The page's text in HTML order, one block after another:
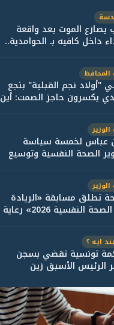
يصارع الموت بعد واقعة
داخل كافيه بـ الحوامدية..
المحافظ
"أولاد نجم القبلية" بنجع
يكسرون حاجز الصمت: أين
الوزير
عباس لخمسة سياسة
الصحة النفسية وتوسيع
العلاج و...
الوزير
الصحة تطلق مسابقة «الريادة
في الصحة النفسية 2026» رعاية
اف...
ايه ؟
تونسية تقضي بسجن
الأسبق زين
بن علي لمدة...